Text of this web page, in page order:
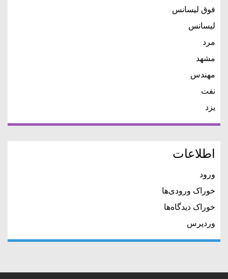
فوق لیسانس
لیسانس
مرد
مشهد
مهندس
نفت
یزد
اطلاعات
ورود
خوراک ورودی‌ها
خوراک دیدگاه‌ها
وردپرس